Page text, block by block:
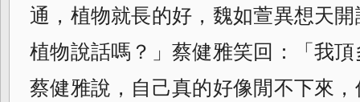
通，植物就長的好， 魏如萱異想天
植物說話嗎？」蔡健雅笑回：「我
蔡健雅說，自己真的好像閒不下來，